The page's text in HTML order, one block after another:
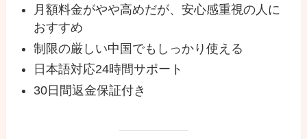
月額料金がやや高めだが、安心感重視の人に
おすすめ
制限の厳しい中国でもしっかり使える
日本語対応24時間サポート
30日間返金保証付き